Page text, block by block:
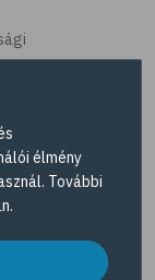
és
élmény
További
.